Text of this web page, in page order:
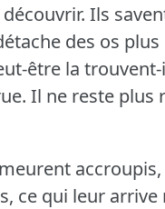
Ils
des os plus
être la
Il ne reste plus
ce qui leur